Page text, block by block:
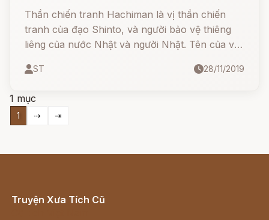
Thần chiến tranh Hachiman là vị thần chiến
tranh của đạo Shinto, và người bảo vệ thiêng
liêng của nước Nhật và người Nhật. Tên của vị
ST 28/11/2019
1 mục
1 ⇢ ⇥
Truyện Xưa Tích Cũ